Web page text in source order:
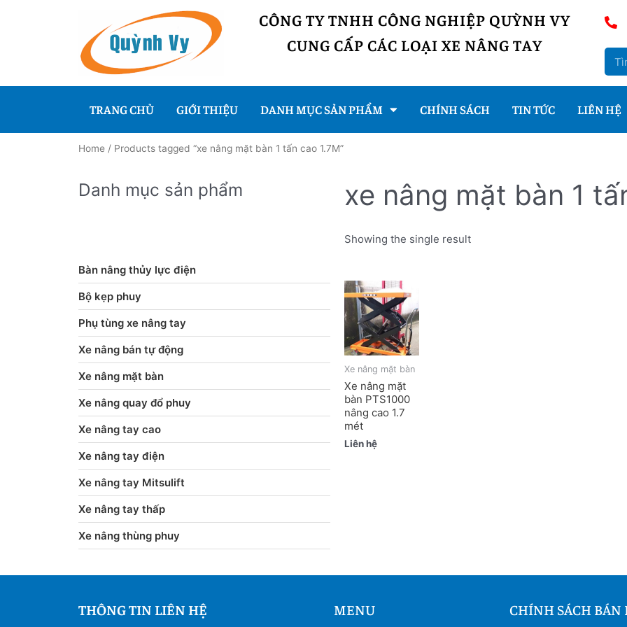
CÔNG TY TNHH CÔNG NGHIỆP QUỲNH VY
CUNG CẤP CÁC LOẠI XE NÂNG TAY
TRANG CHỦ GIỚI THIỆU DANH MỤC SẢN PHẨM CHÍNH SÁCH TIN TỨC LIÊN HỆ
Home / Products tagged “xe nâng mặt bàn 1 tấn cao 1.7M”
Danh mục sản phẩm
Bàn nâng thủy lực điện
Bộ kẹp phuy
Phụ tùng xe nâng tay
Xe nâng bán tự động
Xe nâng mặt bàn
Xe nâng quay đổ phuy
Xe nâng tay cao
Xe nâng tay điện
Xe nâng tay Mitsulift
Xe nâng tay thấp
Xe nâng thùng phuy
xe nâng mặt bàn 1
Showing the single result
Xe nâng mặt bàn
Xe nâng mặt
bàn PTS1000
nâng cao 1.7
mét
Liên hệ
THÔNG TIN LIÊN HỆ MENU CHÍNH SÁCH BÁN